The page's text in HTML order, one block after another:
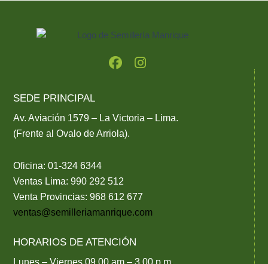
a
c
o
o
k
n
g
SEDE PRINCIPAL
Av. Aviación 1579 – La Victoria – Lima.
(Frente al Ovalo de Arriola).
Oficina: 01-324 6344
Ventas Lima: 990 292 512
Venta Provincias: 968 612 677
ventas@semilleriamanrique.com
HORARIOS DE ATENCIÓN